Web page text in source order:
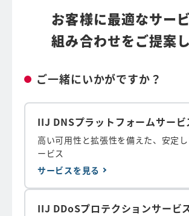
お客様に最適なサー
組み合わせをご提案
ご一緒にいかがですか？
IIJ DNSプラットフォームサービ
高い可用性と拡張性を備えた、安定
ービス
サービスを見る
IIJ DDoSプロテクションサービ